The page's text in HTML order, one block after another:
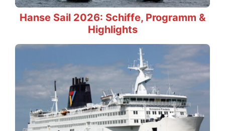
Hanse Sail 2026: Schiffe, Programm &
Highlights